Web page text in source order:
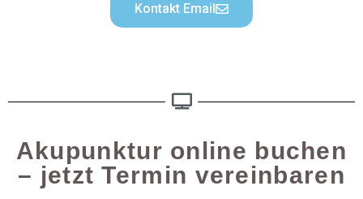
Kontakt Email
Akupunktur online buchen
– jetzt Termin vereinbaren